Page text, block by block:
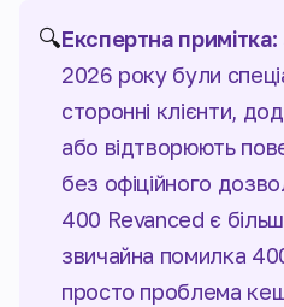
🔍Експертна примітка:
2026 року були
сторонні клієнти,
або відтворюють
без офіційного
400 Revanced є
звичайна помилка
просто проблема